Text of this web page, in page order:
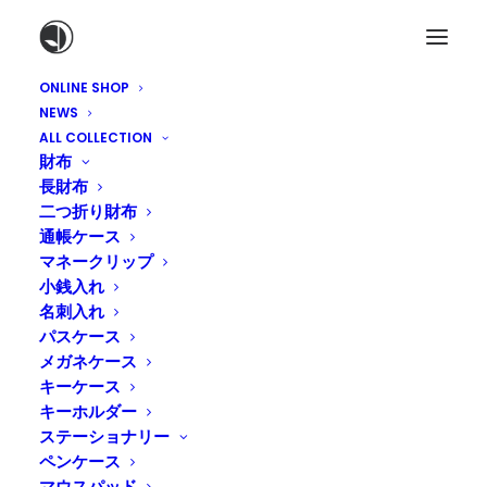
ONLINE SHOP
NEWS
ALL COLLECTION
財布
長財布
二つ折り財布
通帳ケース
マネークリップ
小銭入れ
名刺入れ
パスケース
メガネケース
キーケース
キーホルダー
ステーショナリー
ペンケース
今年もつくし取り
2018年3月2日 | IN工房のこと